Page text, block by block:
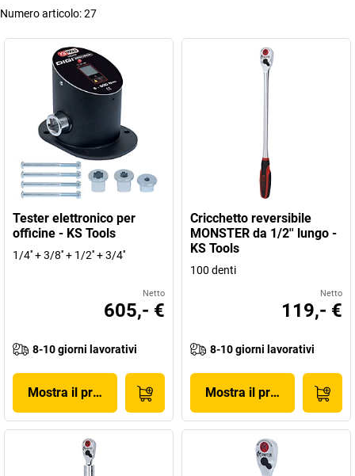
Numero articolo:27
Tester elettronico per
officine - KS Tools
1/4'' + 3/8'' + 1/2'' + 3/4''
Netto
605,- €
8-10 giorni lavorativi
Mostra il prodotto
Cricchetto reversibile
MONSTER da 1/2'' lungo -
KS Tools
100 denti
Netto
119,- €
8-10 giorni lavorativi
Mostra il prodotto